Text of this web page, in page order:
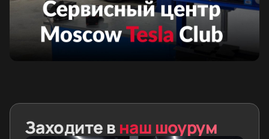
Заходите в наш шоурум